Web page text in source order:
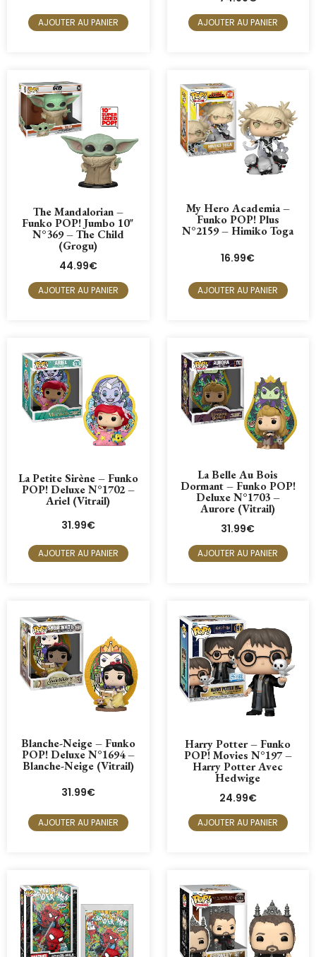
AJOUTER AU PANIER AJOUTER AU PANIER
The Mandalorian –
Funko POP! Jumbo 10"
N°369 – The Child
(Grogu)
44.99€
AJOUTER AU PANIER
My Hero Academia –
Funko POP! Plus
N°2159 – Himiko Toga
16.99€
AJOUTER AU PANIER
La Petite Sirène – Funko
POP! Deluxe N°1702 –
Ariel (Vitrail)
31.99€
AJOUTER AU PANIER
La Belle Au Bois
Dormant – Funko POP!
Deluxe N°1703 –
Aurore (Vitrail)
31.99€
AJOUTER AU PANIER
Blanche-Neige – Funko
POP! Deluxe N°1694 –
Blanche-Neige (Vitrail)
31.99€
AJOUTER AU PANIER
Harry Potter – Funko
POP! Movies N°197 –
Harry Potter Avec
Hedwige
24.99€
AJOUTER AU PANIER